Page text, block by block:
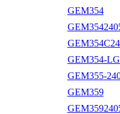
GEM354
GEM354-
GEM355-
GEM359